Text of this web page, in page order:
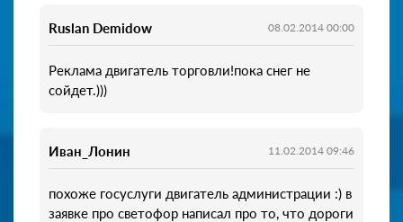
Ruslan Demidow 08.02.2014 00:00
Реклама двигатель торговли!пока снег не
сойдет.)))
Иван_Лонин 11.02.2014 09:46
похоже госуслуги двигатель администрации :) в
заявке про светофор написал про то, что дороги